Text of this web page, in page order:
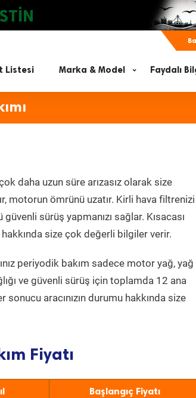
Listesi Marka & Model Faydalı
çok daha uzun süre arızasız olarak size
motorun ömrünü uzatır. Kirli hava filtrenizi
sürüş yapmanızı sağlar. Kısacası
size çok değerli bilgiler verir.
periyodik bakım sadece motor yağ, yağ
ve güvenli sürüş için toplamda 12 ana
aracınızın durumu hakkında size
Fiyatı
Başlangıç Fiyatı